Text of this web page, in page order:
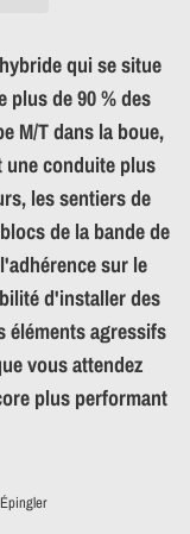
qui se situe
de 90 % des
M/T dans la boue,
conduite plus
les sentiers de
de la bande de
sur le
d'installer des
éléments agressifs
vous attendez
plus performant
Twitter
ÉpinglerÉpingler sur Pinterest